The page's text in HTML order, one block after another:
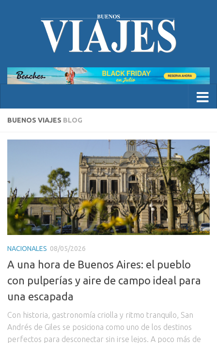
BUENOS VIAJES BLOG
NACIONALES 08/05/2026
A una hora de Buenos Aires: el pueblo
con pulperías y aire de campo ideal para
una escapada
Con historia, gastronomía criolla y ritmo tranquilo, San
Andrés de Giles se posiciona como uno de los destinos
perfectos para desconectar sin irse lejos. A poco más de